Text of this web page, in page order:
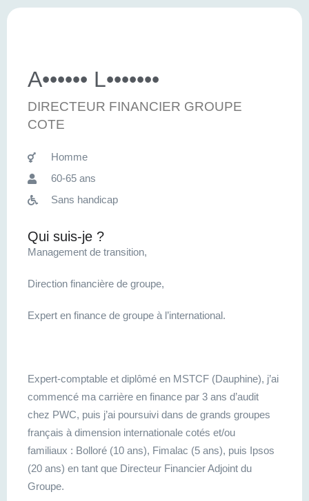
A•••••• L•••••••
DIRECTEUR FINANCIER GROUPE
COTE
Homme
60-65 ans
Sans handicap
Qui suis-je ?
Management de transition,
Direction financière de groupe,
Expert en finance de groupe à l’international.
Expert-comptable et diplômé en MSTCF (Dauphine), j’ai
commencé ma carrière en finance par 3 ans d’audit
chez PWC, puis j’ai poursuivi dans de grands groupes
français à dimension internationale cotés et/ou
familiaux : Bolloré (10 ans), Fimalac (5 ans), puis Ipsos
(20 ans) en tant que Directeur Financier Adjoint du
Groupe.